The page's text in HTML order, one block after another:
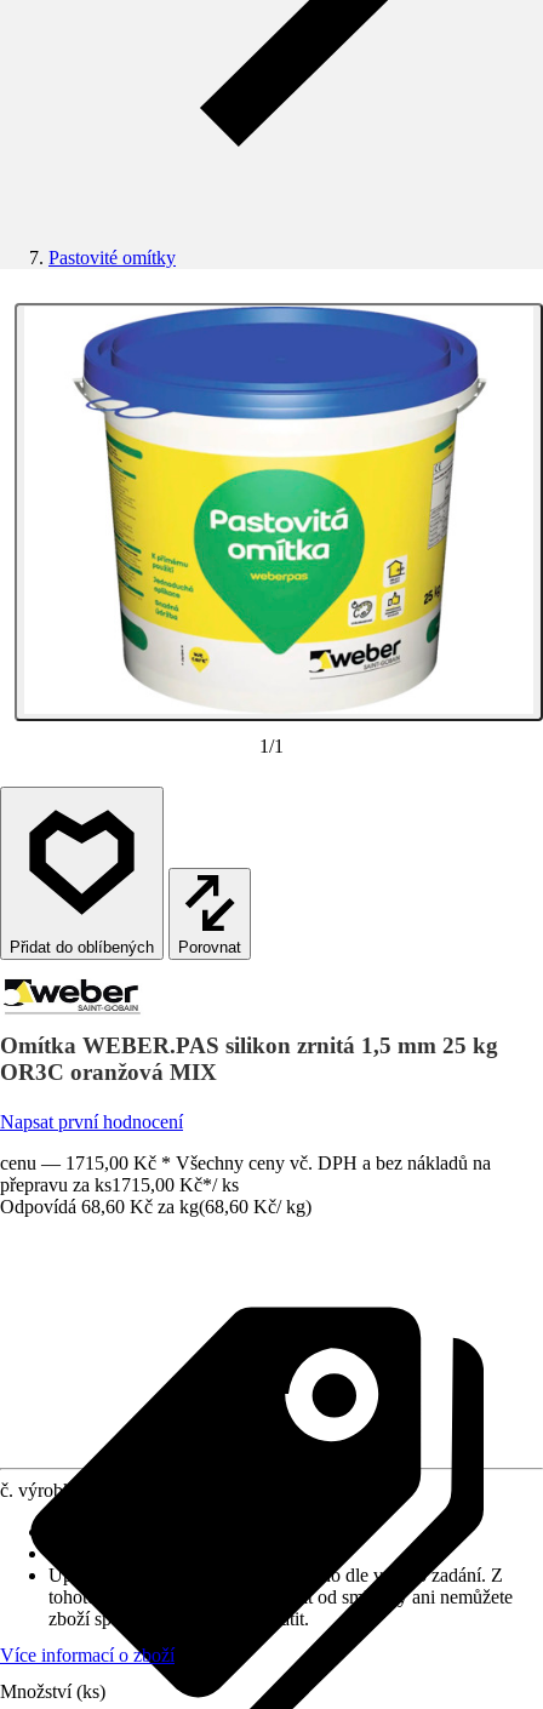
Pastovité omítky
1/1
Porovnat
Omítka WEBER.PAS silikon zrnitá 1,5 mm 25 kg
OR3C oranžová MIX
Napsat první hodnocení
cenu — 1715,00 Kč * Všechny ceny vč. DPH a bez nákladů na
přepravu za ks1715,00 Kč*/ ks
Odpovídá 68,60 Kč za kg(68,60 Kč/ kg)
č. výrobku
Upozornění: toto zboží bylo vyrobeno dle vašeho zadání. Z
tohoto důvodu nemůžete odstoupit od smlouvy ani nemůžete
zboží společnosti Hornbach vrátit.
Více informací o zboží
Množství (ks)